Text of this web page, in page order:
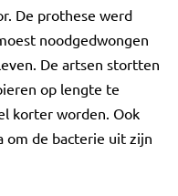
De prothese werd
noodgedwongen
De artsen stortten
op lengte te
korter worden. Ook
om de bacterie uit zijn